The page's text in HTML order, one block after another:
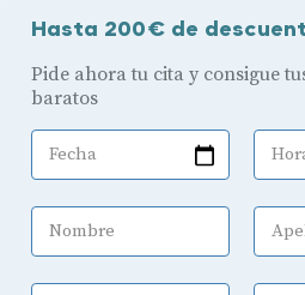
Hasta 200€ de
Pide ahora tu cita y consigue
baratos
Fecha
Nombre